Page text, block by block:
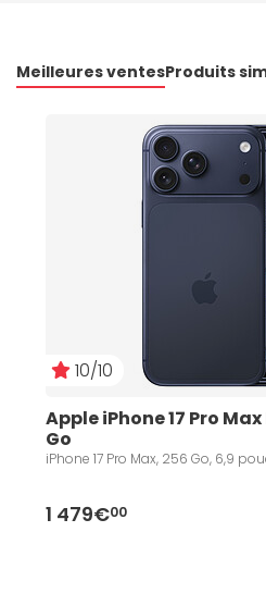
Meilleures ventesProduits
10/10
Apple iPhone 17 Pro
Go
iPhone 17 Pro Max, 256 Go, 6,9
1 479€00